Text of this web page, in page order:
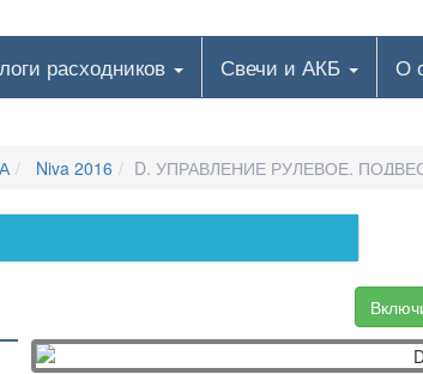
расходников Свечи и АКБ О
Niva 2016 D. УПРАВЛЕНИЕ РУЛЕВОЕ,